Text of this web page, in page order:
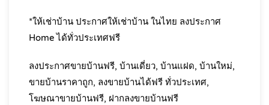
*ให้เช่าบ้าน ประกาศให้เช่าบ้าน ในไทย ลงประกาศ
Home ได้ทั่วประเทศฟรี
ลงประกาศขายบ้านฟรี, บ้านเดี่ยว, บ้านแฝด, บ้านใหม่,
ขายบ้านราคาถูก, ลงขายบ้านได้ฟรี ทั่วประเทศ,
โฆษณาขายบ้านฟรี, ฝากลงขายบ้านฟรี